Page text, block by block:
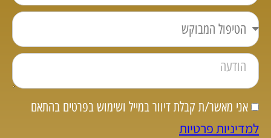
אני מאשר/ת קבלת דיוור במייל ושימוש בפרטים בהתאם
למדיניות פרטיות